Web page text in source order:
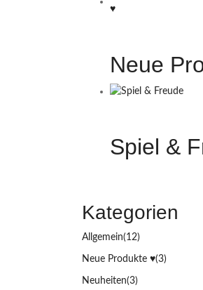
Neue
Spiel &
Kategorien
Allgemein(12)
Neue Produkte ♥️(3)
Neuheiten(3)